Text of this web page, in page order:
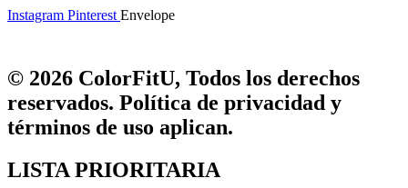
Instagram Pinterest Envelope
© 2026 ColorFitU, Todos los derechos
reservados. Política de privacidad y
términos de uso aplican.
LISTA PRIORITARIA